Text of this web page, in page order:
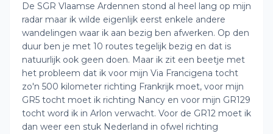
De SGR Vlaamse Ardennen stond al heel lang op mijn
radar maar ik wilde eigenlijk eerst enkele andere
wandelingen waar ik aan bezig ben afwerken. Op den
duur ben je met 10 routes tegelijk bezig en dat is
natuurlijk ook geen doen. Maar ik zit een beetje met
het probleem dat ik voor mijn Via Francigena tocht
zo'n 500 kilometer richting Frankrijk moet, voor mijn
GR5 tocht moet ik richting Nancy en voor mijn GR129
tocht word ik in Arlon verwacht. Voor de GR12 moet ik
dan weer een stuk Nederland in ofwel richting